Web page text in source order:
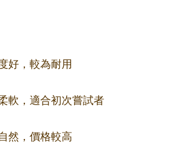
好，較為耐用
軟，適合初次嘗試者
然，價格較高